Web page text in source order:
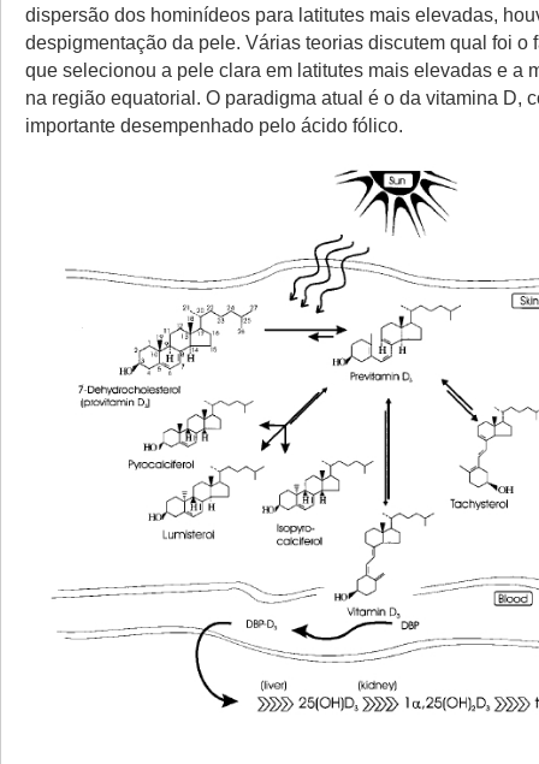
dispersão dos hominídeos para latitutes mais elevadas,
despigmentação da pele. Várias teorias discutem qual foi o
que selecionou a pele clara em latitutes mais elevadas e a
na região equatorial. O paradigma atual é o da vitamina D,
importante desempenhado pelo ácido fólico.